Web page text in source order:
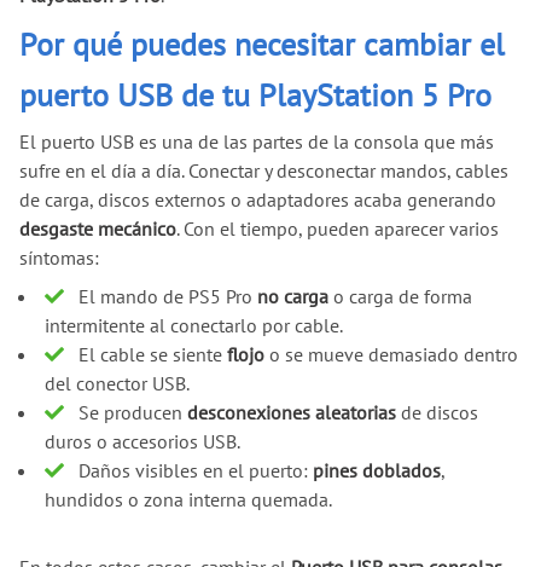
Por qué puedes necesitar cambiar el
puerto USB de tu PlayStation 5 Pro
El puerto USB es una de las partes de la consola que más
sufre en el día a día. Conectar y desconectar mandos, cables
de carga, discos externos o adaptadores acaba generando
desgaste mecánico. Con el tiempo, pueden aparecer varios
síntomas:
El mando de PS5 Pro no cargao carga de forma
intermitente al conectarlo por cable.
El cable se siente flojoo se mueve demasiado dentro
del conector USB.
Se producen desconexiones aleatoriasde discos
duros o accesorios USB.
Daños visibles en el puerto: pines doblados,
hundidos o zona interna quemada.